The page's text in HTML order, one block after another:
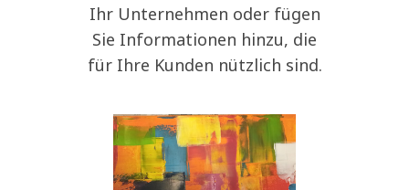
Ihr Unternehmen oder fügen
Sie Informationen hinzu, die
für Ihre Kunden nützlich sind.